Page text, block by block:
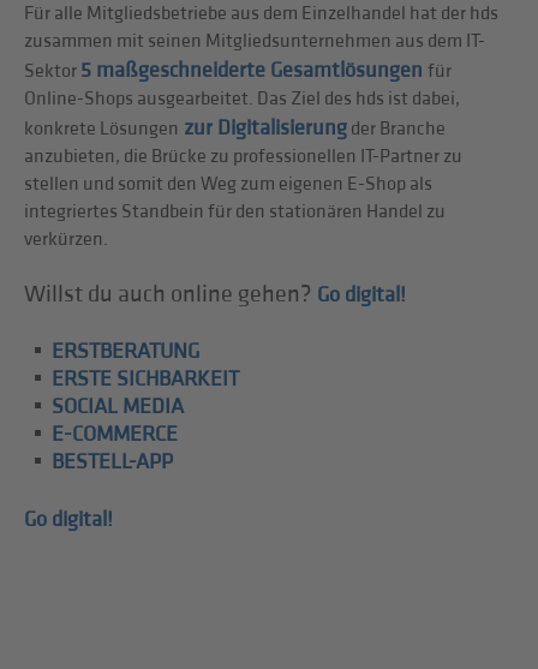
Für alle Mitgliedsbetriebe aus dem Einzelhandel hat der hds
zusammen mit seinen Mitgliedsunternehmen aus dem IT-
Sektor 5 maßgeschneiderte Gesamtlösungen für
Online-Shops ausgearbeitet. Das Ziel des hds ist dabei,
konkrete Lösungen zur Digitalisierung der Branche
anzubieten, die Brücke zu professionellen IT-Partner zu
stellen und somit den Weg zum eigenen E-Shop als
integriertes Standbein für den stationären Handel zu
verkürzen.
Willst du auch online gehen? Go digital!
ERSTBERATUNG
ERSTE SICHBARKEIT
SOCIAL MEDIA
E-COMMERCE
BESTELL-APP
Go digital!